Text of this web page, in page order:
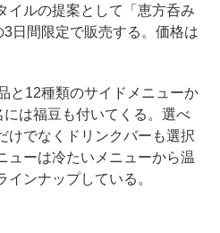
イルの提案として「恵方呑み
日間限定で販売する。価格は
と12種類のサイドメニューか
は福豆も付いてくる。選べ
けでなくドリンクバーも選択
ューは冷たいメニューから温
ンナップしている。